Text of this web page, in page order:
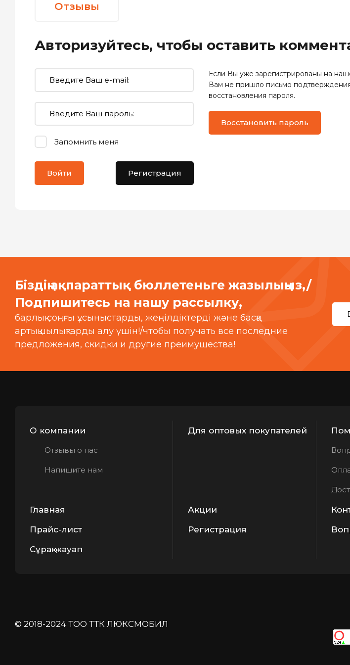
Отзывы
Авторизуйтесь, чтобы оставить
Запомнить меня
Войти Регистрация
Если Вы уже зарегистрированы на
Вам не пришло письмо
восстановления пароля.
Восстановить пароль
Біздің ақпараттық бюллетеньге жазылыңыз,/
Подпишитесь на нашу рассылку,
барлық соңғы ұсыныстарды, жеңілдіктерді және басқа
артықшылықтарды алу үшін!/чтобы получать все последние
предложения, скидки и другие преимущества!
О компании
Отзывы о нас
Напишите нам
Для оптовых покупателей
Главная Акции
Прайс-лист
Регистрация
Сұрақ-жауап
© 2018-2024 ТОО ТТК ЛЮКСМОБИЛ